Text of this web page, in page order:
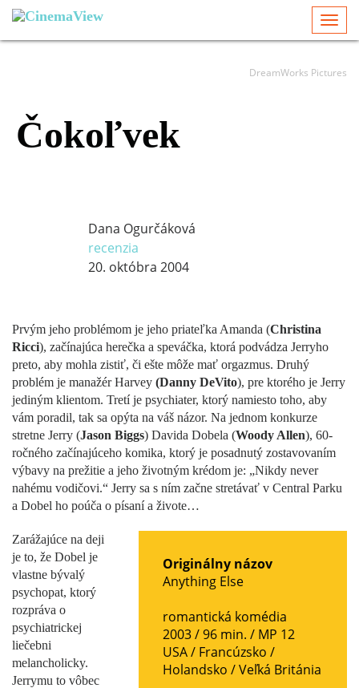
DreamWorks Pictures
Čokoľvek
Dana Ogurčáková
recenzia
20. októbra 2004
Prvým jeho problémom je jeho priateľka Amanda (Christina
Ricci), začínajúca herečka a speváčka, ktorá podvádza Jerryho
preto, aby mohla zistiť, či ešte môže mať orgazmus. Druhý
problém je manažér Harvey (Danny DeVito), pre ktorého je Jerry
jediným klientom. Tretí je psychiater, ktorý namiesto toho, aby
vám poradil, tak sa opýta na váš názor. Na jednom konkurze
stretne Jerry (Jason Biggs) Davida Dobela (Woody Allen), 60-
ročného začínajúceho komika, ktorý je posadnutý zostavovaním
výbavy na prežitie a jeho životným krédom je: „Nikdy never
nahému vodičovi.“ Jerry sa s ním začne stretávať v Central Parku
a Dobel ho poúča o písaní a živote…
Originálny názov
Anything Else
romantická komédia
2003 / 96 min. / MP 12
USA/ Francúzsko /
Holandsko /Veľká Británia
Zarážajúce na deji
je to, že Dobel je
vlastne bývalý
psychopat, ktorý
rozpráva o
psychiatrickej
liečebni
melancholicky.
Jerrymu to vôbec